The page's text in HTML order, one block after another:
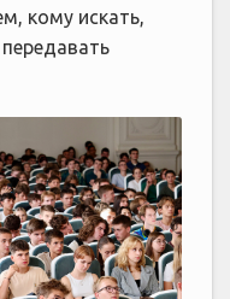
кому искать,